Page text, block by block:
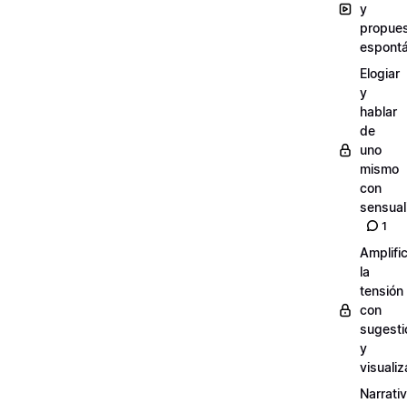
y
Elogiar
y
hablar
de
uno
mismo
con
1
la
tensión
con
y